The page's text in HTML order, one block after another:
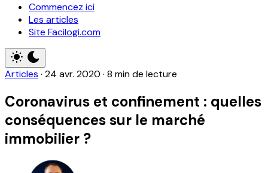
Commencez ici
Les articles
Site Facilogi.com
Articles · 24 avr. 2020 · 8 min de lecture
Coronavirus et confinement : quelles
conséquences sur le marché
immobilier ?